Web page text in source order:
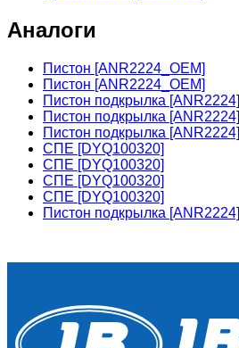
Аналоги
Пистон [ANR2224_OEM]
Пистон [ANR2224_OEM]
Пистон подкрылка [ANR2224]
Пистон подкрылка [ANR2224]
Пистон подкрылка [ANR2224]
СПЕ [DYQ100320]
СПЕ [DYQ100320]
СПЕ [DYQ100320]
СПЕ [DYQ100320]
Пистон подкрылка [ANR2224]